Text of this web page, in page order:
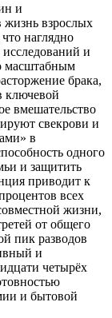
и
жизнь взрослых
наглядно
и
масштабным
брака,
ключевой
вмешательство
свекрови и
в
одного
и защитить
приводит к
всех
жизни,
от общего
пик разводов
и
четырёх
и бытовой